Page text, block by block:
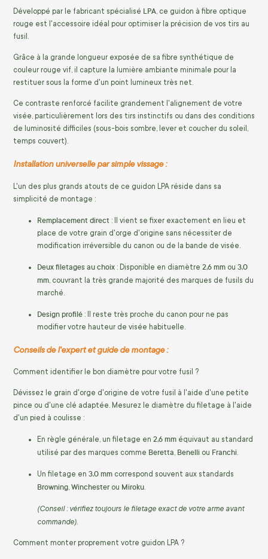
Développé par le fabricant spécialisé LPA, ce guidon à fibre optique
rouge est l'accessoire idéal pour optimiser la précision de vos tirs au
fusil.
Grâce à la grande longueur exposée de sa fibre synthétique de
couleur rouge vif, il capture la lumière ambiante minimale pour la
restituer sous la forme d'un point lumineux très net.
Ce contraste renforcé facilite grandement l'alignement de votre
visée, particulièrement lors des tirs instinctifs ou dans des conditions
de luminosité difficiles (sous-bois sombre, lever et coucher du soleil,
temps couvert).
Installation universelle par simple vissage :
L'un des plus grands atouts de ce guidon LPA réside dans sa
simplicité de montage :
Remplacement direct : Il vient se fixer exactement en lieu et
place de votre grain d'orge d'origine sans nécessiter de
modification irréversible du canon ou de la bande de visée.
Deux filetages au choix : Disponible en diamètre 2,6 mm ou 3,0
mm , couvrant la très grande majorité des marques de fusils du
marché.
Design profilé : Il reste très proche du canon pour ne pas
modifier votre hauteur de visée habituelle.
Conseils de l'expert et guide de montage :
Comment identifier le bon diamètre pour votre fusil ?
Dévissez le grain d'orge d'origine de votre fusil à l'aide d'une petite
pince ou d'une clé adaptée. Mesurez le diamètre du filetage à l'aide
d'un pied à coulisse :
En règle générale, un filetage en 2,6 mm équivaut au standard
utilisé par des marques comme Beretta, Benelli ou Franchi.
Un filetage en 3,0 mm correspond souvent aux standards
Browning, Winchester ou Miroku.
(Conseil : vérifiez toujours le filetage exact de votre arme avant
commande).
Comment monter proprement votre guidon LPA ?